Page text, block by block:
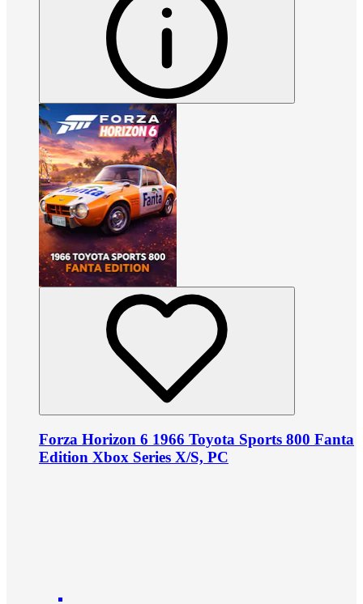
Forza Horizon 6 1966 Toyota Sports 800 Fanta
Edition Xbox Series X/S, PC